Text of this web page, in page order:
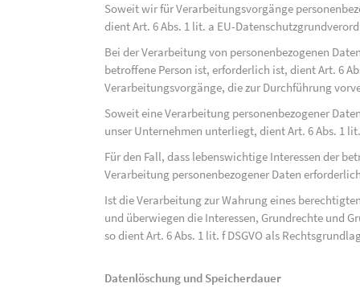
Soweit wir für Verarbeitungsvorgänge
dient Art. 6 Abs. 1 lit. a EU-
Bei der Verarbeitung von personenbezogenen
betroffene Person ist, erforderlich ist, dient Art. 6
Verarbeitungsvorgänge, die zur Durchführung
Soweit eine Verarbeitung personenbezogener
unser Unternehmen unterliegt, dient Art. 6 Abs. 1
Für den Fall, dass lebenswichtige Interessen der
Verarbeitung personenbezogener Daten
Ist die Verarbeitung zur Wahrung eines
und überwiegen die Interessen, Grundrechte und
so dient Art. 6 Abs. 1 lit. f DSGVO als
Datenlöschung und Speicherdauer